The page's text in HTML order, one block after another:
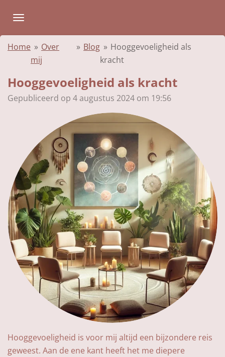
direct
naar
de
hoofdinhoud
Home » Over
mij
» Blog » Hooggevoeligheid als
kracht
Hooggevoeligheid als kracht
Gepubliceerd op 4 augustus 2024 om 19:56
Hooggevoeligheid is voor mij altijd een bijzondere reis
geweest. Aan de ene kant heeft het me diepere